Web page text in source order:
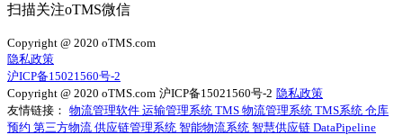
扫描关注oTMS微信
Copyright @ 2020 oTMS.com
隐私政策
沪ICP备15021560号-2
Copyright @ 2020 oTMS.com 沪ICP备15021560号-2 隐私政策
友情链接： 物流管理软件 运输管理系统 TMS 物流管理系统 TMS系统 仓库
预约 第三方物流 供应链管理系统 智能物流系统 智慧供应链 DataPipeline